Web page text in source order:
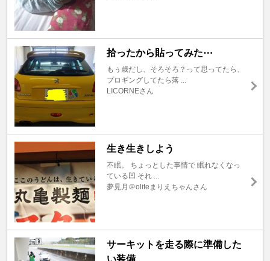
拾ったから貼ってみた⋯
もぅ歳だし、そろそろ？って思ってたら、
プロギングしてたら落 ...
LICORNEさん
生き生きしよう
不眠。 ちょっとした事情で 眠れなくなっ
ている凹 それ ...
夢見月＠oliteまりえちゃんさん
サーキットを走る際に準備した
い装備